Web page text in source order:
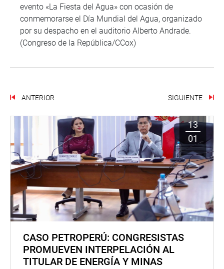
evento «La Fiesta del Agua» con ocasión de
conmemorarse el Día Mundial del Agua, organizado
por su despacho en el auditorio Alberto Andrade.
(Congreso de la República/CCox)
ANTERIOR SIGUIENTE
13
01
CASO PETROPERÚ: CONGRESISTAS
PROMUEVEN INTERPELACIÓN AL
TITULAR DE ENERGÍA Y MINAS